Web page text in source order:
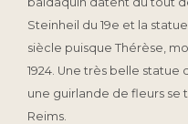
Steinheil du 19e et la
siècle puisque Thérèse,
1924. Une très belle statue
une guirlande de fleurs se
Reims.